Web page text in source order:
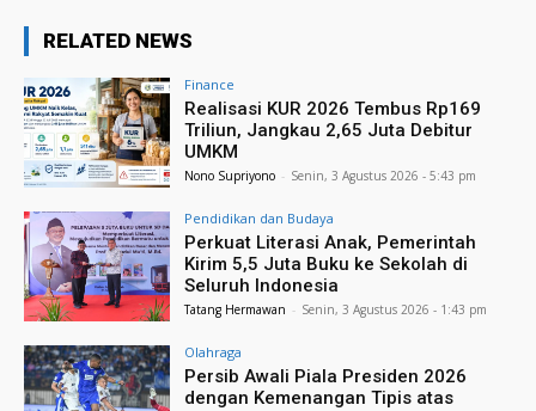
RELATED NEWS
Finance
Realisasi KUR 2026 Tembus Rp169
Triliun, Jangkau 2,65 Juta Debitur
UMKM
Nono Supriyono - Senin, 3 Agustus 2026 - 5:43 pm
Pendidikan dan Budaya
Perkuat Literasi Anak, Pemerintah
Kirim 5,5 Juta Buku ke Sekolah di
Seluruh Indonesia
Tatang Hermawan - Senin, 3 Agustus 2026 - 1:43 pm
Olahraga
Persib Awali Piala Presiden 2026
dengan Kemenangan Tipis atas